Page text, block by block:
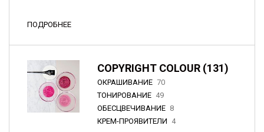
ПОДРОБНЕЕ
COPYRIGHT COLOUR (131)
ОКРАШИВАНИЕ 70
ТОНИРОВАНИЕ 49
ОБЕСЦВЕЧИВАНИЕ 8
КРЕМ-ПРОЯВИТЕЛИ 4